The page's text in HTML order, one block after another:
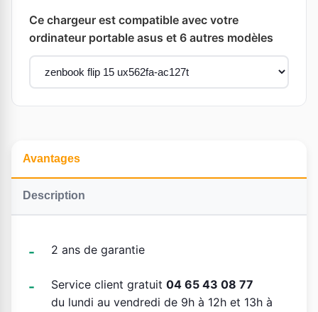
Ce chargeur est compatible avec votre
ordinateur portable asus et 6 autres modèles
Avantages
Description
2 ans de garantie
Service client gratuit 04 65 43 08 77
du lundi au vendredi de 9h à 12h et 13h à